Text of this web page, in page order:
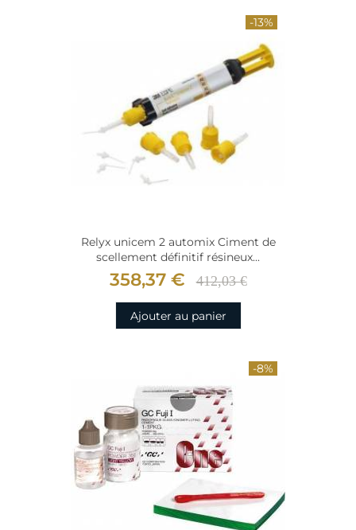
-13%
Relyx unicem 2 automix Ciment de
scellement définitif résineux...
358,37 € 412,03 €
Ajouter au panier
-8%